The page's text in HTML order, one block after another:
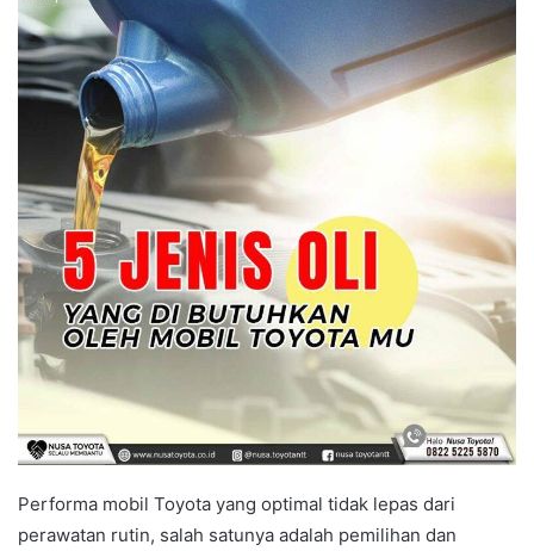
Performa mobil Toyota yang optimal tidak lepas dari
perawatan rutin, salah satunya adalah pemilihan dan